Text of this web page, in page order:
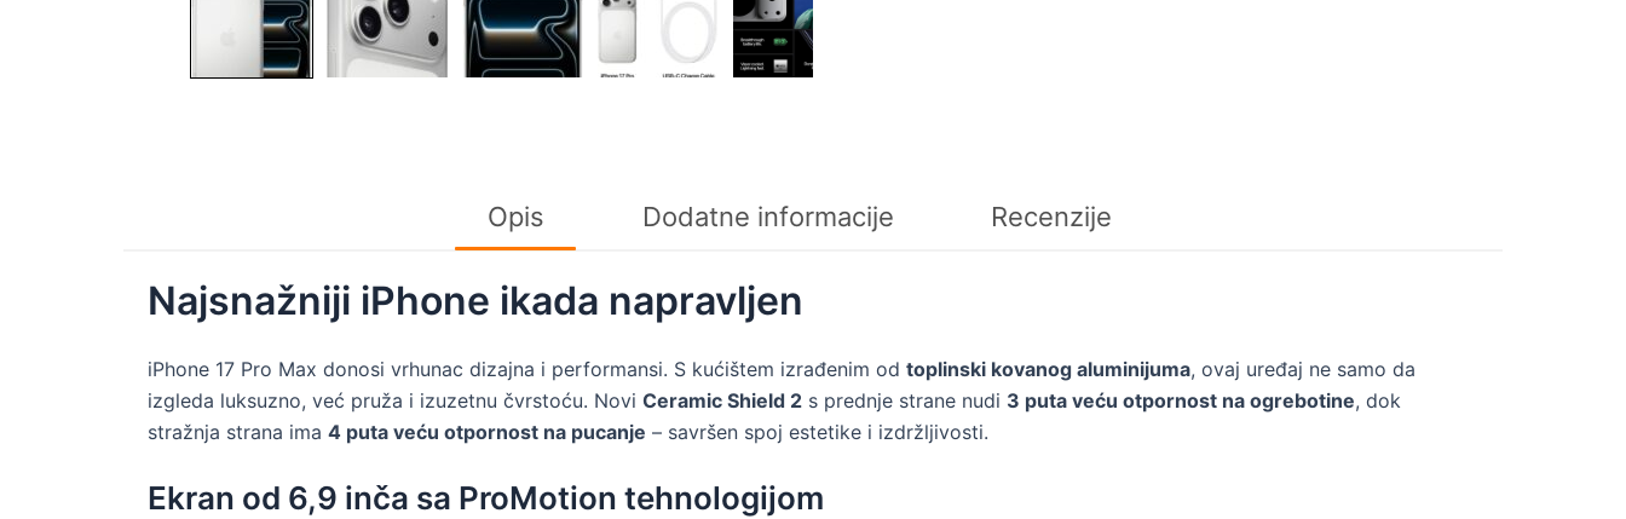
Opis Dodatne informacije Recenzije
Najsnažniji iPhone ikada napravljen
iPhone 17 Pro Max donosi vrhunac dizajna i performansi. S kućištem izrađenim od toplinski kovanog aluminijuma, ovaj uređaj ne samo da
izgleda luksuzno, već pruža i izuzetnu čvrstoću. Novi Ceramic Shield 2 s prednje strane nudi 3 puta veću otpornost na ogrebotine, dok
stražnja strana ima 4 puta veću otpornost na pucanje – savršen spoj estetike i izdržljivosti.
Ekran od 6,9 inča sa ProMotion tehnologijom